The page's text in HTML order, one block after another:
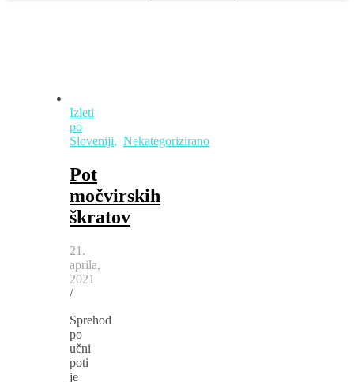
Izleti
po
Sloveniji, Nekategorizirano
Pot
močvirskih
škratov
21.
aprila,
2021
/
Sprehod
po
učni
poti
je